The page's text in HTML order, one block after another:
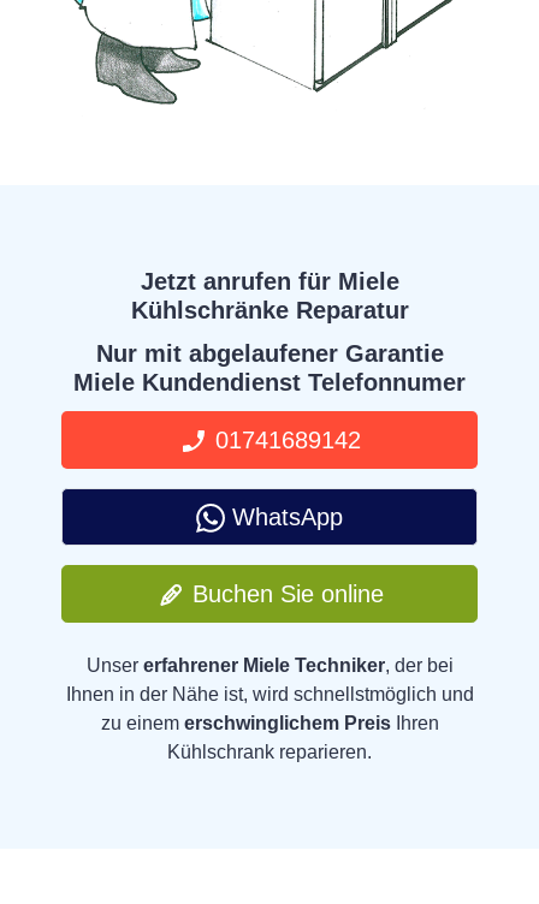
Jetzt anrufen für Miele
Kühlschränke Reparatur
Nur mit abgelaufener Garantie
Miele Kundendienst Telefonnumer
01741689142
WhatsApp
Buchen Sie online
Unser erfahrener Miele Techniker, der bei
Ihnen in der Nähe ist, wird schnellstmöglich und
zu einem erschwinglichem PreisIhren
Kühlschrank reparieren.